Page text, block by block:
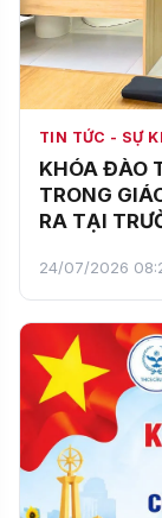
TIN TỨC - SỰ
KHÓA ĐÀO
TRONG
RA TẠI
24/07/2026